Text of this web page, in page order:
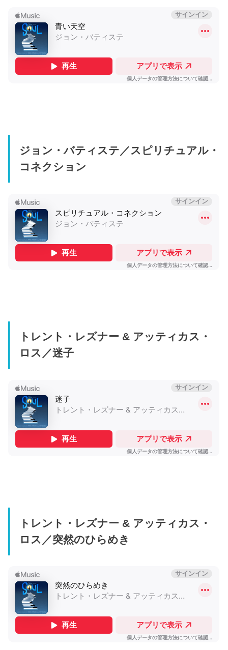
ジョン・バティステ／スピリチュアル・
コネクション
トレント・レズナー & アッティカス・
ロス／迷子
トレント・レズナー & アッティカス・
ロス／突然のひらめき